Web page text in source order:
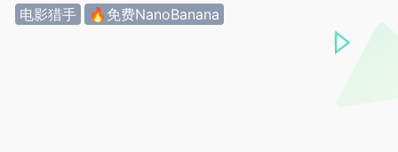
电影猎手 🔥免费NanoBanana